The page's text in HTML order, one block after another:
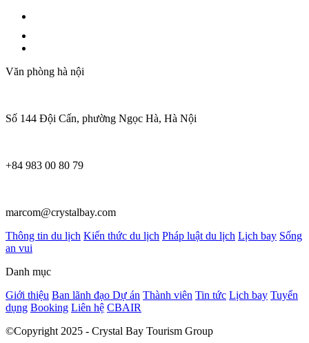
Văn phòng hà nội
Số 144 Đội Cấn, phường Ngọc Hà, Hà Nội
+84 983 00 80 79
marcom@crystalbay.com
Thông tin du lịch Kiến thức du lịch Pháp luật du lịch Lịch bay Sống
an vui
Danh mục
Giới thiệu Ban lãnh đạo Dự án Thành viên Tin tức Lịch bay Tuyển
dụng Booking Liên hệ CBAIR
©Copyright 2025 - Crystal Bay Tourism Group